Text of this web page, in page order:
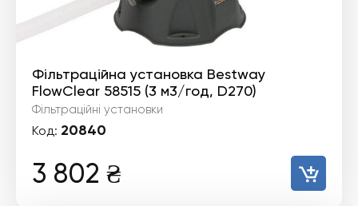
Фільтраційна установка Bestway
FlowClear 58515 (3 м3/год, D270)
Фільтраційні установки
Код: 20840
3 802 ₴